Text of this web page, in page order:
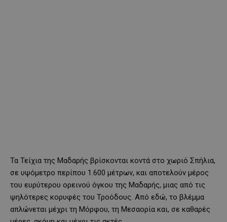
Τα Τείχια της Μαδαρής βρίσκονται κοντά στο χωριό Σπήλια,
σε υψόμετρο περίπου 1.600 μέτρων, και αποτελούν μέρος
του ευρύτερου ορεινού όγκου της Μαδαρής, μιας από τις
ψηλότερες κορυφές του Τροόδους. Από εδώ, το βλέμμα
απλώνεται μέχρι τη Μόρφου, τη Μεσαορία και, σε καθαρές